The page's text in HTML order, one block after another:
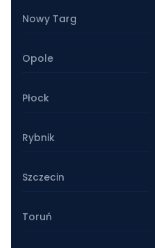
Nowy Targ
Opole
Płock
Rybnik
Szczecin
Toruń